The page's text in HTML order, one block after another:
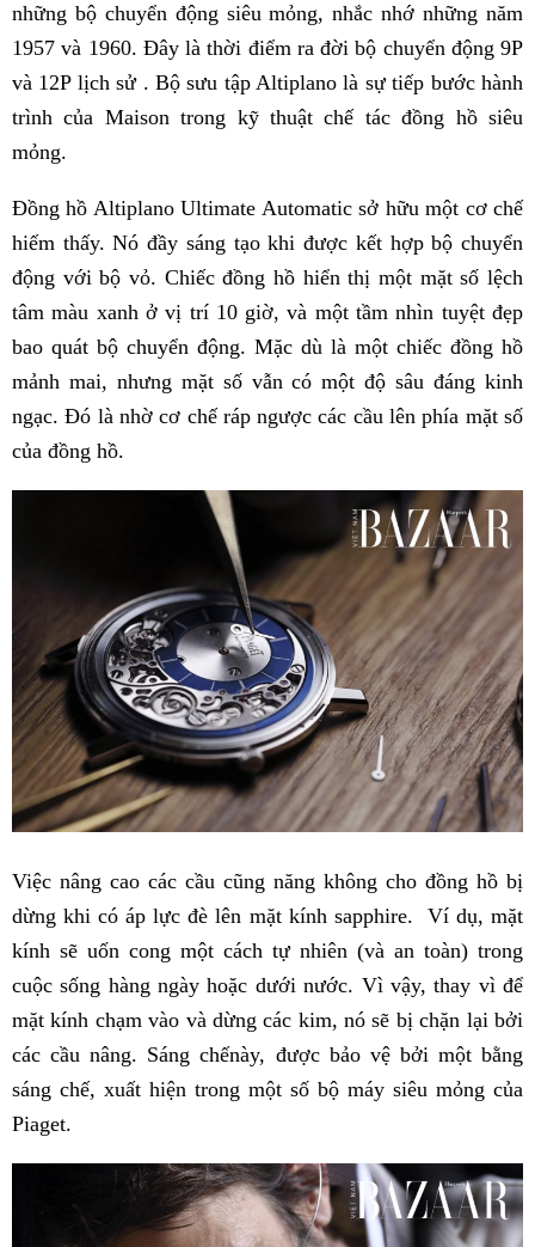
những bộ chuyển động siêu mỏng, nhắc nhớ những năm
1957 và 1960. Đây là thời điểm ra đời bộ chuyển động 9P
và 12P lịch sử . Bộ sưu tập Altiplano là sự tiếp bước hành
trình của Maison trong kỹ thuật chế tác đồng hồ siêu
mỏng.
Đồng hồ Altiplano Ultimate Automatic sở hữu một cơ chế
hiếm thấy. Nó đầy sáng tạo khi được kết hợp bộ chuyển
động với bộ vỏ. Chiếc đồng hồ hiển thị một mặt số lệch
tâm màu xanh ở vị trí 10 giờ, và một tầm nhìn tuyệt đẹp
bao quát bộ chuyển động. Mặc dù là một chiếc đồng hồ
mảnh mai, nhưng mặt số vẫn có một độ sâu đáng kinh
ngạc. Đó là nhờ cơ chế ráp ngược các cầu lên phía mặt số
của đồng hồ.
Việc nâng cao các cầu cũng năng không cho đồng hồ bị
dừng khi có áp lực đè lên mặt kính sapphire. Ví dụ, mặt
kính sẽ uốn cong một cách tự nhiên (và an toàn) trong
cuộc sống hàng ngày hoặc dưới nước. Vì vậy, thay vì để
mặt kính chạm vào và dừng các kim, nó sẽ bị chặn lại bởi
các cầu nâng. Sáng chếnày, được bảo vệ bởi một bằng
sáng chế, xuất hiện trong một số bộ máy siêu mỏng của
Piaget.